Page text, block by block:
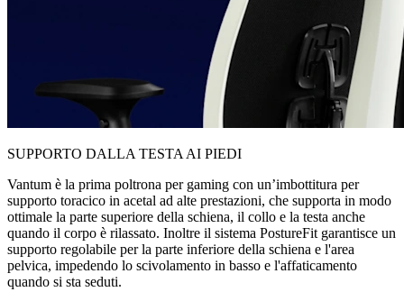
SUPPORTO DALLA TESTA AI PIEDI
Vantum è la prima poltrona per gaming con un’imbottitura per
supporto toracico in acetal ad alte prestazioni, che supporta in modo
ottimale la parte superiore della schiena, il collo e la testa anche
quando il corpo è rilassato. Inoltre il sistema PostureFit garantisce un
supporto regolabile per la parte inferiore della schiena e l'area
pelvica, impedendo lo scivolamento in basso e l'affaticamento
quando si sta seduti.